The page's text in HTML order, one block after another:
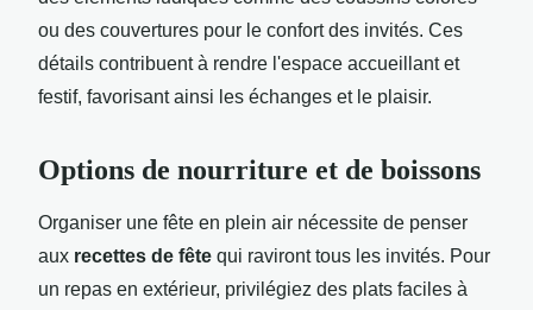
ou des couvertures pour le confort des invités. Ces
détails contribuent à rendre l'espace accueillant et
festif, favorisant ainsi les échanges et le plaisir.
Options de nourriture et de boissons
Organiser une fête en plein air nécessite de penser
aux recettes de fête qui raviront tous les invités. Pour
un repas en extérieur, privilégiez des plats faciles à